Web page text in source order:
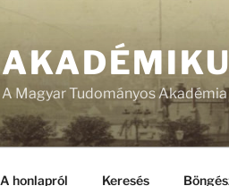
A Magyar Tudományos
A honlapról Keresés